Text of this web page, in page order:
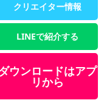
クリエイター情報
LINEで紹介する
ウンロードはアプ
リから